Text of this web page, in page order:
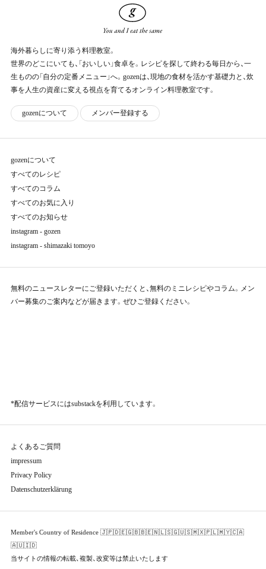
海外暮らしに寄り添う料理教室。
世界のどこにいても、「おいしい」食卓を。レシピを探して終わる毎日から、一
生ものの「自分の定番メニュー」へ。gozenは、現地の食材を活かす基礎力と、炊
事を人生の資産に変える視点を育てるオンライン料理教室です。
gozenについて メ ンバー登録する
gozenについて
すべてのレシピ
すべてのコラム
すべてのお気に入り
すべてのお知らせ
instagram - gozen
instagram - shimazaki tomoyo
無料のニュースレターにご登録いただくと、無料のミニレシピやコラム。メン
バー募集のご案内などが届きます。ぜひご登録ください。
*配信サービスにはsubstackを利用しています。
よくあるご質問
impressum
Privacy Policy
Datenschutzerklärung
Member's Country of Residence 🇯🇵🇩🇪🇬🇧🇧🇪🇳🇱🇸🇬🇺🇸🇲🇽🇵🇱🇲🇾🇨🇦
🇦🇺🇮🇩
当サイトの情報の転載、複製、改変等は禁止いたします